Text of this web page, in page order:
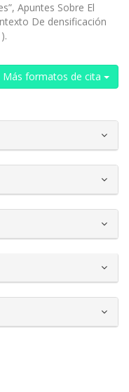
Apuntes Sobre El
De densificación
Más formatos de cita